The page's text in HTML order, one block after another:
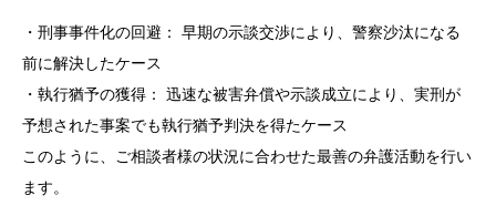
・刑事事件化の回避： 早期の示談交渉により、警察沙汰になる
前に解決したケース
・執行猶予の獲得： 迅速な被害弁償や示談成立により、実刑が
予想された事案でも執行猶予判決を得たケース
このように、ご相談者様の状況に合わせた最善の弁護活動を行い
ます。
ことが、その後の結果に大きく影響します。
こうした真摯な取り組みが、結果として少年院送致の回避へとつ
ながります。